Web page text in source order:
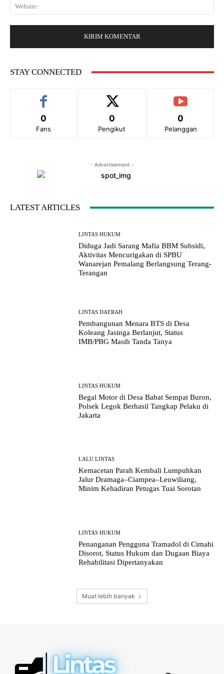
:
e
b
:
STAY CONNECTED
0
Fans
0
Pengikut
0
Pelanggan
- Advertisement -
LATEST ARTICLES
LINTAS HUKUM
Diduga Jadi Sarang Mafia BBM Subsidi,
Aktivitas Mencurigakan di SPBU
Wanarejan Pemalang Berlangsung Terang-
Terangan
LINTAS DAERAH
Pembangunan Menara BTS di Desa
Koleang Jasinga Berlanjut, Status
IMB/PBG Masih Tanda Tanya
LINTAS HUKUM
Begal Motor di Desa Babat Sempat Buron,
Polsek Legok Berhasil Tangkap Pelaku di
Jakarta
LALU LINTAS
Kemacetan Parah Kembali Lumpuhkan
Jalur Dramaga–Ciampea–Leuwiliang,
Minim Kehadiran Petugas Tuai Sorotan
LINTAS HUKUM
Penanganan Pengguna Tramadol di Cimahi
Disorot, Status Hukum dan Dugaan Biaya
Rehabilitasi Dipertanyakan
Muat lebih banyak